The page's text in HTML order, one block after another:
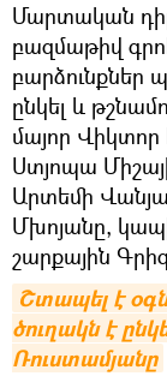
Մարտական
բազմաթիվ
բարձունքներ
ընկել և
մայոր
Ստյոպա
Արտեմի
Մխոյանը,
շարքային
Շտապել է
ծուղակն է
Ռուստամյանը